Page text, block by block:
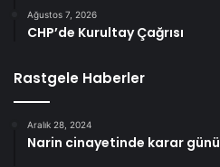
Ağustos 7, 2026
CHP’de Kurultay Çağrısı
Rastgele Haberler
Aralık 28, 2024
Narin cinayetinde karar günü